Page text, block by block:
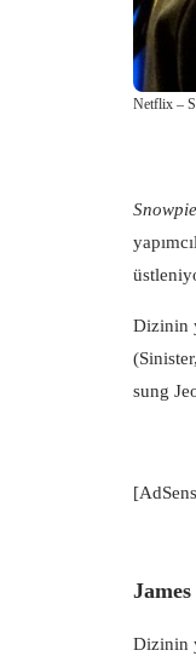
Netflix –
Dizinin
sung
Dizinin